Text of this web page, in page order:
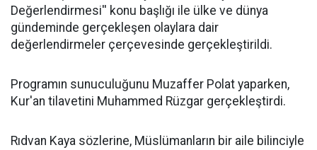
Değerlendirmesi'' konu başlığı ile ülke ve dünya
gündeminde gerçekleşen olaylara dair
değerlendirmeler çerçevesinde gerçekleştirildi.
Programın sunuculuğunu Muzaffer Polat yaparken,
Kur'an tilavetini Muhammed Rüzgar gerçekleştirdi.
Rıdvan Kaya sözlerine, Müslümanların bir aile bilinciyle